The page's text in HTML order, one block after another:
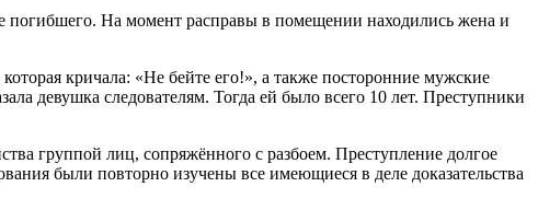
погибшего. На момент расправы в помещении находились жена и
кричала: «Не бейте его!», а также посторонние мужские
девушка следователям. Тогда ей было всего 10 лет. Преступники
группой лиц, сопряжённого с разбоем. Преступление долгое
были повторно изучены все имеющиеся в деле доказательства